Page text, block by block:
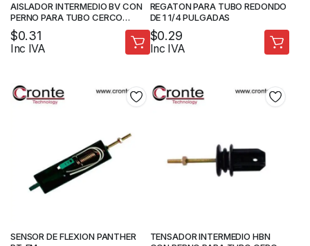
AISLADOR INTERMEDIO BV CON
PERNO PARA TUBO CERCO
ELECTRICO
$0.31
Inc IVA
REGATON PARA TUBO REDONDO
DE 1 1/4 PULGADAS
$0.29
Inc IVA
SENSOR DE FLEXION PANTHER
TENSADOR INTERMEDIO HBN